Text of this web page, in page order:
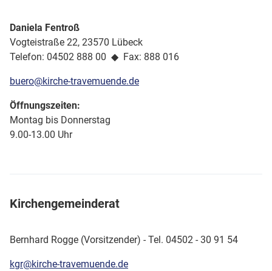
Daniela Fentroß
Vogteistraße 22, 23570 Lübeck
Telefon: 04502 888 00 ◆ Fax: 888 016
buero@kirche-travemuende.de
Öffnungszeiten:
Montag bis Donnerstag
9.00-13.00 Uhr
Kirchengemeinderat
Bernhard Rogge (Vorsitzender) - Tel. 04502 - 30 91 54
kgr@kirche-travemuende.de